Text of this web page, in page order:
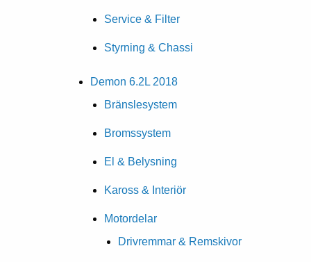
Service & Filter
Styrning & Chassi
Demon 6.2L 2018
Bränslesystem
Bromssystem
El & Belysning
Kaross & Interiör
Motordelar
Drivremmar & Remskivor